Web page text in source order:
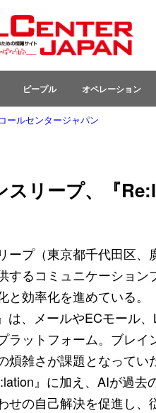
ピープル オペレーション
ールセンタージャパン
スリープ、『
ープ（東京都千代田区
するコミュニケーショ
と効率化を進めている。
は、メールやECモール
ラットフォーム。ブレ
煩雑さが課題となってい
』に加え、AIが過去
せの自己解決を促進し